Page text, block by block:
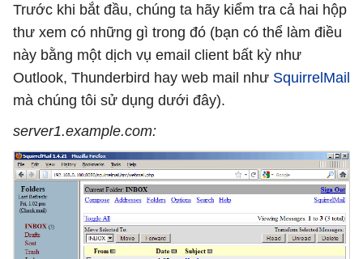
Trước khi bắt đầu, chúng ta hãy kiểm tra cả hai hộp
thư xem có những gì trong đó (bạn có thể làm điều
này bằng một dịch vụ email client bất kỳ như
Outlook, Thunderbird hay web mail như SquirrelMail
mà chúng tôi sử dụng dưới đây).
server1.example.com: